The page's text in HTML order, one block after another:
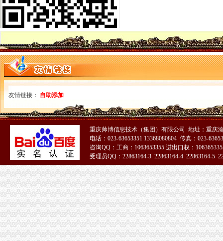
无纸化报关操作流程_无纸化委托报关_什么是无纸化报关_无纸化通关
无纸化报关申请流程_无纸化报关操作流程_无纸化报关_一般出口货物
无纸化报关大家都认可湖北欣海云【今日推荐武汉物流运输】
无纸化报关_阿里问到底
无纸化报关委托操作程及无纸化报关.doc
无纸化报关需要哪些资料_中华文本库
西自区进入“无纸化报关”时代-财经频道-金融界
无纸化报关的挑战的英文翻译_无纸化报关的挑战英语怎么说_海词词典
湖北无纸化报关为您解决报关难题
无纸化报关重要通知-阿里巴巴专栏
无纸化报关问题。实行无纸化报关后,经常会出现信息无比对况,
供应武汉无纸化报关-荆州新明伟国际货运代理有限公司
什麽是无纸化报关-深圳报关公司的日志-网易博客
成都公路口岸启动无纸化报关_滚动新闻_新浪财经_新浪网
免费提供无纸化报关抬头核销单报送资料-阿里巴巴专栏
无纸化报关操作流程-福步外贸百科
无纸化报关
提供宁波无纸化报关签约【今日推荐网-宁波物流运输】
无纸化报关要什么资料给报关行,报关行,诺金报关
无纸化报关必备：无纸化报关单签约的流程-运去哪
无纸化报关要什么资料给报关行_深圳诺金_新浪博客
无纸化报关资料
无纸化报关-报关报检-福步外贸论坛（FOBBusinessForum）|中国
友情链接： 自助添加
重庆帅博信息技术（集团）有限公司 地址：重庆
电话：023-63653351 13368080804 传真：023-
咨询QQ：工商：1063653355 进出口权：
受理员QQ：22863164-3 22863164-4 22863164-5